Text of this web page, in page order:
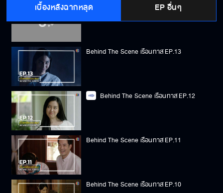
เบื้องหลังฉากหลุด EP อื่นๆ
Behind The Scene เรือนทาส EP.14
Behind The Scene เรือนทาส EP.13
Behind The Scene เรือนทาส EP.12
Behind The Scene เรือนทาส EP.11
Behind The Scene เรือนทาส EP.10